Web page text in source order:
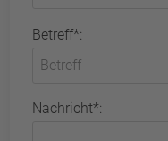
Betreff*:
Nachricht*: